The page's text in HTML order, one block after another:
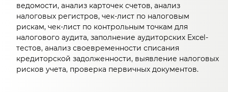
ведомости, анализ карточек счетов, анализ
налоговых регистров, чек-лист по налоговым
рискам, чек-лист по контрольным точкам для
налогового аудита, заполнение аудиторских Excel-
тестов, анализ своевременности списания
кредиторской задолженности, выявление налоговых
рисков учета, проверка первичных документов.